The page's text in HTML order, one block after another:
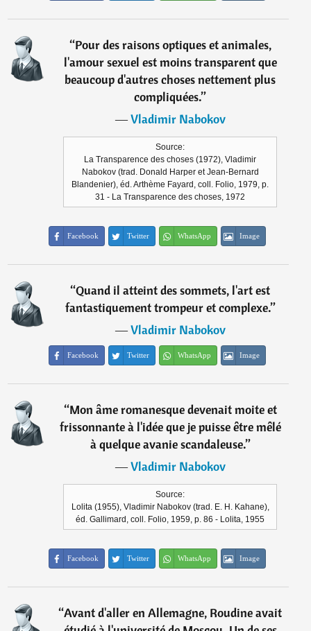
“Pour des raisons optiques et animales,
l'amour sexuel est moins transparent que
beaucoup d'autres choses nettement plus
compliquées.”
―Vladimir Nabokov
Source:
La Transparence des choses (1972), Vladimir
Nabokov (trad. Donald Harper et Jean-Bernard
Blandenier), éd. Arthème Fayard, coll. Folio, 1979, p.
31 - La Transparence des choses, 1972
Facebook Twitter WhatsApp Image
“Quand il atteint des sommets, l'art est
fantastiquement trompeur et complexe.”
―Vladimir Nabokov
Facebook Twitter WhatsApp Image
“Mon âme romanesque devenait moite et
frissonnante à l'idée que je puisse être mêlé
à quelque avanie scandaleuse.”
―Vladimir Nabokov
Source:
Lolita (1955), Vladimir Nabokov (trad. E. H. Kahane),
éd. Gallimard, coll. Folio, 1959, p. 86 - Lolita, 1955
Facebook Twitter WhatsApp Image
“Avant d'aller en Allemagne, Roudine avait